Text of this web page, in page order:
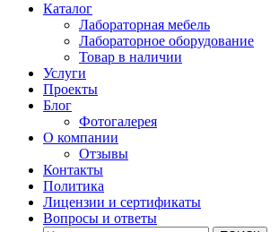
Каталог
Лабораторная мебель
Лабораторное оборудование
Товар в наличии
Услуги
Проекты
Блог
Фотогалерея
О компании
Отзывы
Контакты
Политика
Лицензии и сертификаты
Вопросы и ответы